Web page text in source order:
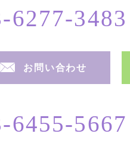
6277-3483
お問い合わせ
6455-5667